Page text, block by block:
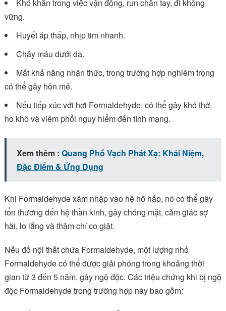
Khó khăn trong việc vận động, run chân tay, đi không
vững.
Huyết áp thấp, nhịp tim nhanh.
Chảy máu dưới da.
Mất khả năng nhận thức, trong trường hợp nghiêm trọng
có thể gây hôn mê.
Nếu tiếp xúc với hơi Formaldehyde, có thể gây khó thở,
ho khô và viêm phổi nguy hiểm đến tính mạng.
Xem thêm : Quang Phổ Vạch Phát Xạ: Khái Niệm,
Đặc Điểm & Ứng Dụng
Khi Formaldehyde xâm nhập vào hệ hô hấp, nó có thể gây
tổn thương đến hệ thần kinh, gây chóng mặt, cảm giác sợ
hãi, lo lắng và thậm chí co giật.
Nếu đồ nội thất chứa Formaldehyde, một lượng nhỏ
Formaldehyde có thể được giải phóng trong khoảng thời
gian từ 3 đến 5 năm, gây ngộ độc. Các triệu chứng khi bị ngộ
độc Formaldehyde trong trường hợp này bao gồm: